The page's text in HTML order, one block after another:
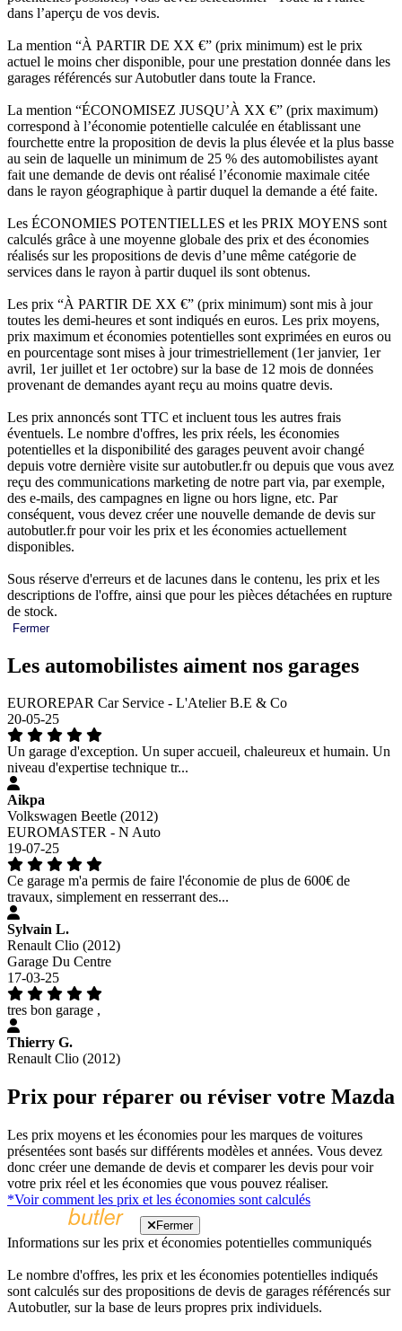
dans l’aperçu de vos devis.
La mention “À PARTIR DE XX €” (prix minimum) est le prix
actuel le moins cher disponible, pour une prestation donnée dans les
garages référencés sur Autobutler dans toute la France.
La mention “ÉCONOMISEZ JUSQU’À XX €” (prix maximum)
correspond à l’économie potentielle calculée en établissant une
fourchette entre la proposition de devis la plus élevée et la plus basse
au sein de laquelle un minimum de 25 % des automobilistes ayant
fait une demande de devis ont réalisé l’économie maximale citée
dans le rayon géographique à partir duquel la demande a été faite.
Les ÉCONOMIES POTENTIELLES et les PRIX MOYENS sont
calculés grâce à une moyenne globale des prix et des économies
réalisés sur les propositions de devis d’une même catégorie de
services dans le rayon à partir duquel ils sont obtenus.
Les prix “À PARTIR DE XX €” (prix minimum) sont mis à jour
toutes les demi-heures et sont indiqués en euros. Les prix moyens,
prix maximum et économies potentielles sont exprimées en euros ou
en pourcentage sont mises à jour trimestriellement (1er janvier, 1er
avril, 1er juillet et 1er octobre) sur la base de 12 mois de données
provenant de demandes ayant reçu au moins quatre devis.
Les prix annoncés sont TTC et incluent tous les autres frais
éventuels. Le nombre d'offres, les prix réels, les économies
potentielles et la disponibilité des garages peuvent avoir changé
depuis votre dernière visite sur autobutler.fr ou depuis que vous avez
reçu des communications marketing de notre part via, par exemple,
des e-mails, des campagnes en ligne ou hors ligne, etc. Par
conséquent, vous devez créer une nouvelle demande de devis sur
autobutler.fr pour voir les prix et les économies actuellement
disponibles.
Sous réserve d'erreurs et de lacunes dans le contenu, les prix et les
descriptions de l'offre, ainsi que pour les pièces détachées en rupture
de stock.
Fermer
Les automobilistes aiment nos garages
EUROREPAR Car Service - L'Atelier B.E & Co
20-05-25
Un garage d'exception. Un super accueil, chaleureux et humain. Un
niveau d'expertise technique tr...
Aikpa
Volkswagen Beetle (2012)
EUROMASTER - N Auto
19-07-25
Ce garage m'a permis de faire l'économie de plus de 600€ de
travaux, simplement en resserrant des...
Sylvain L.
Renault Clio (2012)
Garage Du Centre
17-03-25
tres bon garage ,
Thierry G.
Renault Clio (2012)
Prix pour réparer ou réviser votre Mazda
Les prix moyens et les économies pour les marques de voitures
présentées sont basés sur différents modèles et années. Vous devez
donc créer une demande de devis et comparer les devis pour voir
votre prix réel et les économies que vous pouvez réaliser.
*Voir comment les prix et les économies sont calculés
Fermer
Informations sur les prix et économies potentielles communiqués
Le nombre d'offres, les prix et les économies potentielles indiqués
sont calculés sur des propositions de devis de garages référencés sur
Autobutler, sur la base de leurs propres prix individuels.